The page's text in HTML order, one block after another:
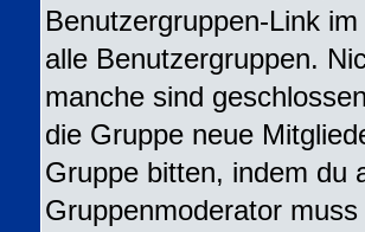
Benutzergruppen-Link
alle Benutzergruppen.
manche sind
die Gruppe neue
Gruppe bitten, indem du
Gruppenmoderator